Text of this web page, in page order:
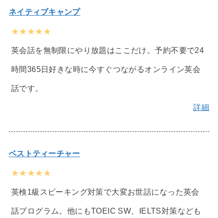
ネイティブキャンプ
★★★★★
英会話を無制限にやり放題はここだけ。予約不要で24
時間365日好きな時に今すぐつながるオンライン英会
話です。
詳細
ベストティーチャー
★★★★★
英検1級スピーキング対策で大変お世話になった英会
話プログラム。他にもTOEIC SW、IELTS対策なども